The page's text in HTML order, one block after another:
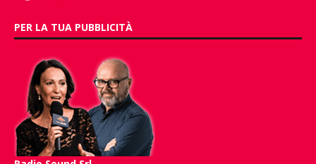
PER LA TUA PUBBLICITÀ